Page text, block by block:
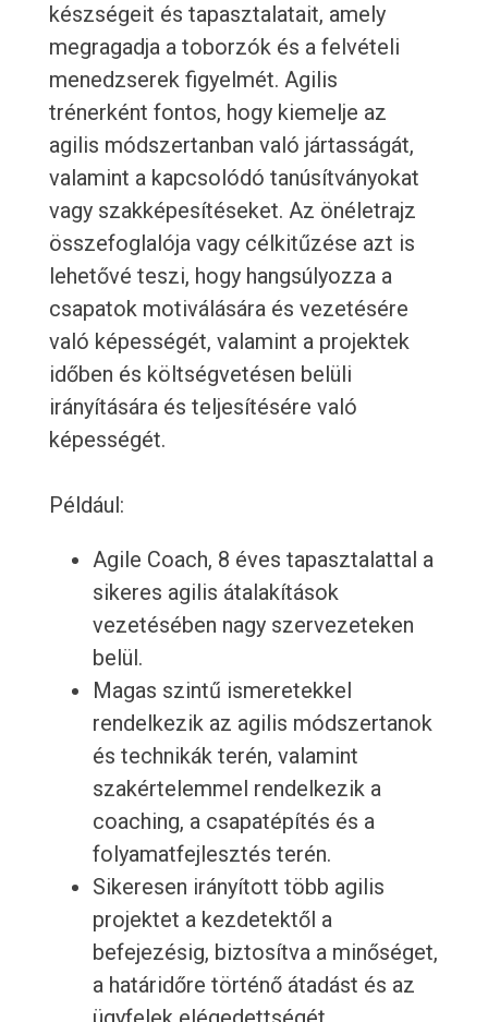
készségeit és tapasztalatait, amely
megragadja a toborzók és a felvételi
menedzserek figyelmét. Agilis
trénerként fontos, hogy kiemelje az
agilis módszertanban való jártasságát,
valamint a kapcsolódó tanúsítványokat
vagy szakképesítéseket. Az önéletrajz
összefoglalója vagy célkitűzése azt is
lehetővé teszi, hogy hangsúlyozza a
csapatok motiválására és vezetésére
való képességét, valamint a projektek
időben és költségvetésen belüli
irányítására és teljesítésére való
képességét.
Például:
Agile Coach, 8 éves tapasztalattal a
sikeres agilis átalakítások
vezetésében nagy szervezeteken
belül.
Magas szintű ismeretekkel
rendelkezik az agilis módszertanok
és technikák terén, valamint
szakértelemmel rendelkezik a
coaching, a csapatépítés és a
folyamatfejlesztés terén.
Sikeresen irányított több agilis
projektet a kezdetektől a
befejezésig, biztosítva a minőséget,
a határidőre történő átadást és az